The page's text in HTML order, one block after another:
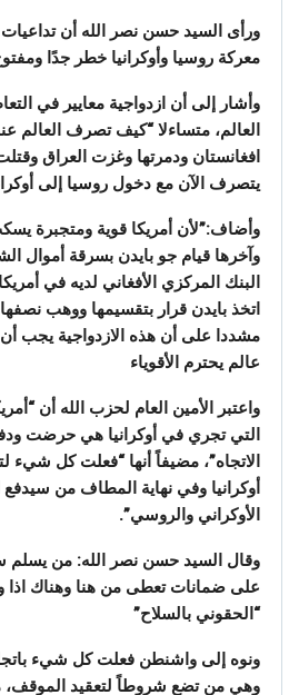
ورأى السيد حسن نصر الله أن
معركة روسيا وأوكرانيا خطر جدًا
وأشار إلى أن ازدواجية معايير في
العالم، متساءلا “كيف تصرف العالم
افغانستان ودمرتها وغزت العراق
يتصرف الآن مع دخول روسيا إلى
وأضاف:”لأن أمريكا قوية ومتجبرة
وآخرها قيام جو بايدن بسرقة أموال
مشددا على أن هذه الازدواجية يجب أن
عالم يحترم الأقوياء
واعتبر الأمين العام لحزب الله أن
التي تجري في أوكرانيا هي حرضت
الاتجاه”، مضيفاً أنها “فعلت كل
أوكرانيا وفي نهاية المطاف من
الأوكراني والروسي”.
وقال السيد حسن نصر الله: من يسلم
على ضمانات تعطى من هنا وهناك اذا
“الحقوني بالسلاح”
ونوه إلى واشنطن فعلت كل شيء
وهي من تضع شروطاً لتعقيد الموقف،